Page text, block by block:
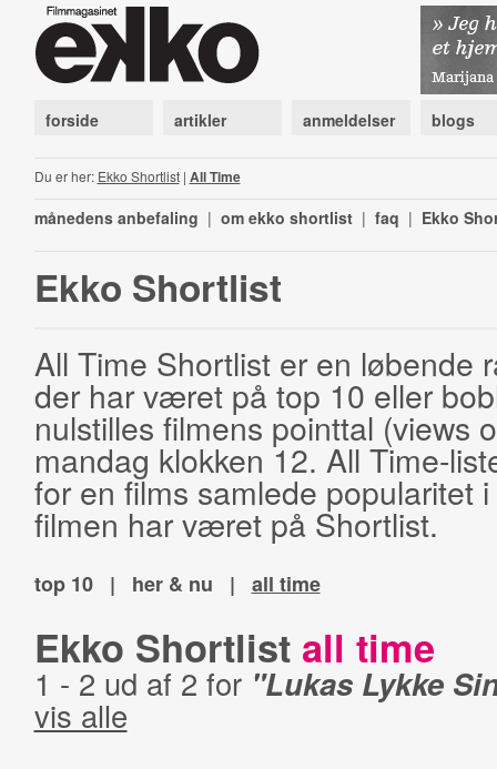
forside artikler anmeldelser blogs
Du er her: Ekko Shortlist| All Time
månedens anbefaling | om ekko shortlist | faq | Ekko
Ekko Shortlist
All Time Shortlist er en løbende
der har været på top 10 eller
nulstilles filmens pointtal (views
mandag klokken 12. All Time-
for en films samlede popularitet
filmen har været på Shortlist.
top 10 | her & nu | all time
Ekko Shortlist all time
1 - 2 ud af 2 for "Lukas Lykke
vis alle